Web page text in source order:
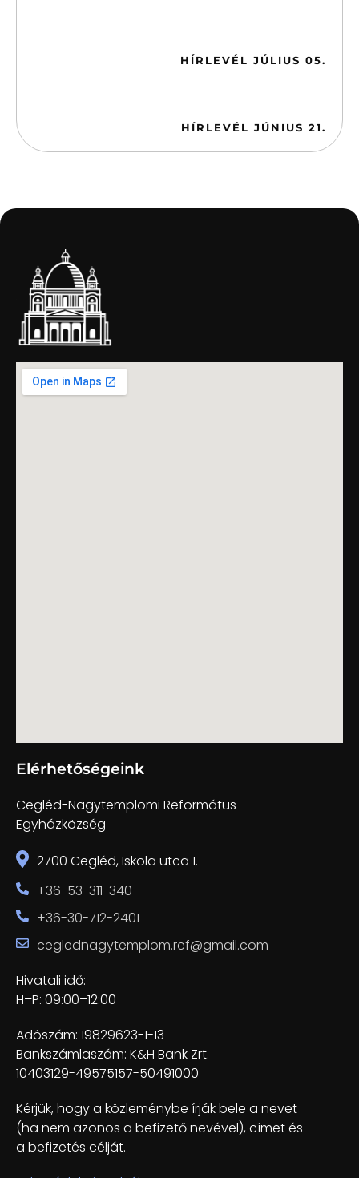
HÍRLEVÉL JÚLIUS 05.
HÍRLEVÉL JÚNIUS 21.
Elérhetőségeink
Cegléd-Nagytemplomi Református
Egyházközség
2700 Cegléd, Iskola utca 1.
+36-53-311-340
+36-30-712-2401
ceglednagytemplom.ref@gmail.com
Hivatali idő:
H–P: 09:00–12:00
Adószám: 19829623-1-13
Bankszámlaszám: K&H Bank Zrt.
10403129-49575157-50491000
Kérjük, hogy a közleménybe írják bele a nevet
(ha nem azonos a befizető nevével), címet és
a befizetés célját.